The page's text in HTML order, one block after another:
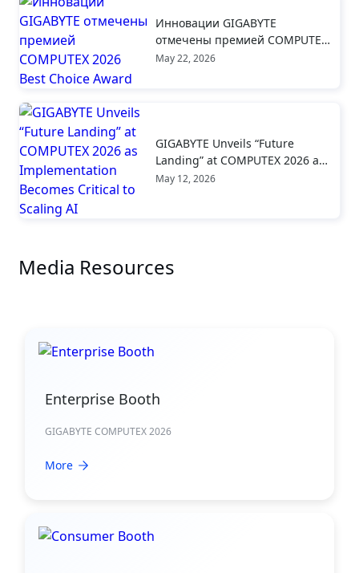
Инновации GIGABYTE
отмечены премией COMPUTEX
2026 Best Choice Award
May 22, 2026
GIGABYTE Unveils “Future
Landing” at COMPUTEX 2026 as
Implementation Becomes
May 12, 2026
Media Resources
Enterprise Booth
GIGABYTE COMPUTEX 2026
More